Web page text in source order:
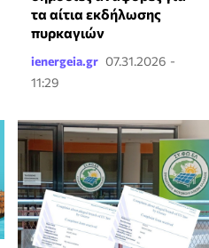
τα αίτια εκδήλωσης
πυρκαγιών
ienergeia.gr 07.31.2026 -
11:29